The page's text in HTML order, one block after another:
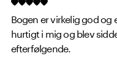
Bogen er virkelig god og
hurtigt i mig og blev
efterfølgende.